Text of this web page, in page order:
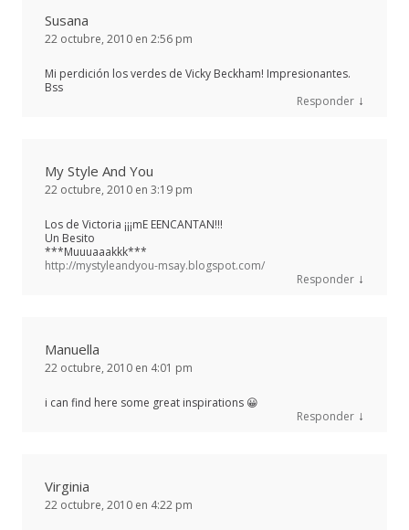
Susana
22 octubre, 2010 en 2:56 pm
Mi perdición los verdes de Vicky Beckham! Impresionantes.
Bss
Responder ↓
My Style And You
22 octubre, 2010 en 3:19 pm
Los de Victoria ¡¡¡mE EENCANTAN!!!
Un Besito
***Muuuaaakkk***
http://mystyleandyou-msay.blogspot.com/
Responder ↓
Manuella
22 octubre, 2010 en 4:01 pm
i can find here some great inspirations 😀
Responder ↓
Virginia
22 octubre, 2010 en 4:22 pm